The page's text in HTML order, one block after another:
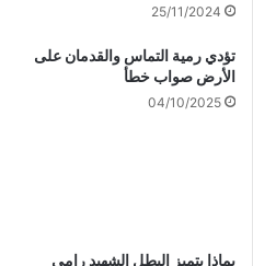
25/11/2024
تؤدي رمية التماس والقدمان على
الأرض صواب خطأ
04/10/2025
بماذا يتميز البطل الشهيد رامي